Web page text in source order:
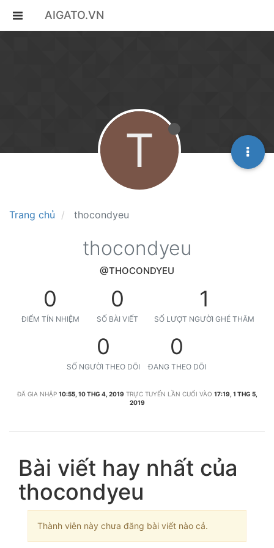
AIGATO.VN
Trang chủ thocondyeu
T
thocondyeu
@THOCONDYEU
0
ĐIỂM TÍN NHIỆM
0
SỐ BÀI VIẾT
1
SỐ LƯỢT NGƯỜI GHÉ THĂM
0
SỐ NGƯỜI THEO DÕI
0
ĐANG THEO DÕI
ĐÃ GIA NHẬP 10:55, 10 THG 4, 2019 TRỰC TUYẾN LẦN CUỐI VÀO 17:19, 1 THG 5,
2019
Bài viết hay nhất của
thocondyeu
Thành viên này chưa đăng bài viết nào cả.